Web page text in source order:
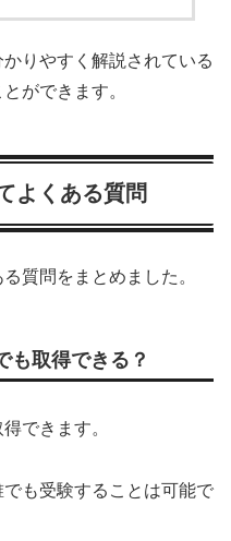
りやすく解説されている
ができます。
よくある質問
質問をまとめました。
も取得できる？
できます。
も受験することは可能で